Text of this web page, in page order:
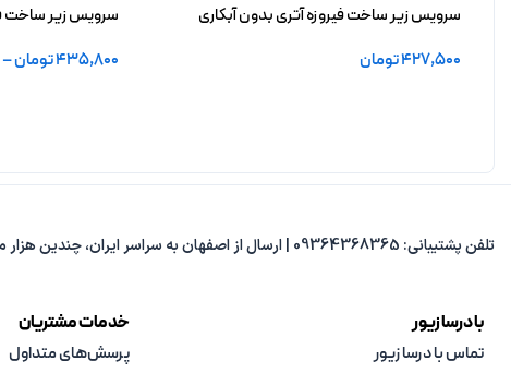
سرویس زیر ساخت فیروزه آتری بدون آبکاری
427,500تومان
سرویس زیر ساخت
435,800تومان–
تلفن پشتیبانی: 09364368365 | ارسال از اصفهان به سراسر ایران، چندین هزار مدل متنوع، پاسخ‌گویی از 8 صبح تا 8 شب.
با درسا زیور
تماس با درسا زیور
خدمات مشتریان
پرسش‌های متداول